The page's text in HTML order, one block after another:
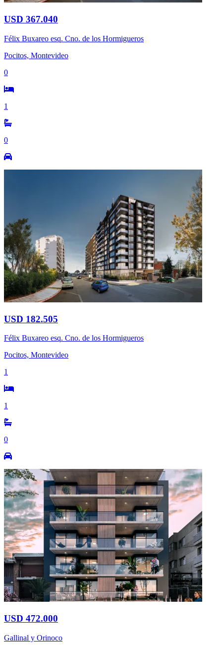
USD 367.040
Félix Buxareo esq. Cno. de los Hormigueros
Pocitos, Montevideo
0
1
0
USD 182.505
Félix Buxareo esq. Cno. de los Hormigueros
Pocitos, Montevideo
1
1
0
USD 472.000
Gallinal y Orinoco